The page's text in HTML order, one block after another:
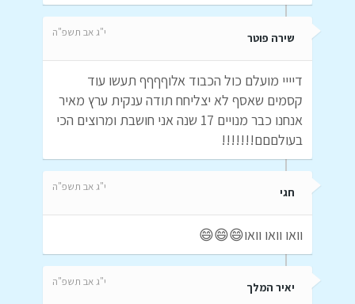
שירה פוטר י"ג אב תשפ"ה
דיייי מועלם כול הכבוד אלוףףףף תעשו עוד
קסמים שאסף לא יצליחח תודה ענקית ערץ מאיר
אנחנו כבר מנויים 17 שנה אני חושבת ומרוצים הכי
בעולםםם!!!!!!!
חגי י"ג אב תשפ"ה
וואו וואו וואו😄😄😄
יאיר המלך י"ג אב תשפ"ה